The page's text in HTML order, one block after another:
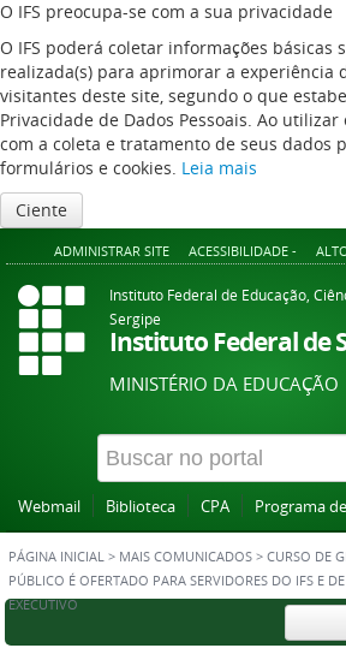
O IFS preocupa-se com a sua privacidade
O IFS poderá coletar informações básicas
realizada(s) para aprimorar a experiência
visitantes deste site, segundo o que
Privacidade de Dados Pessoais. Ao
com a coleta e tratamento de seus dados
formulários e cookies. Leia mais
Ciente
ADMINISTRAR SITE ACESSIBILIDADE -
Instituto Federal de Educação,
Sergipe
Instituto Federal de
MINISTÉRIO DA EDUCAÇÃO
Webmail Biblioteca CPA Programa
PÁGINA INICIAL > MAIS COMUNICADOS > CURSO DE
PÚBLICO É OFERTADO PARA SERVIDORES DO IFS E
EXECUTIVO